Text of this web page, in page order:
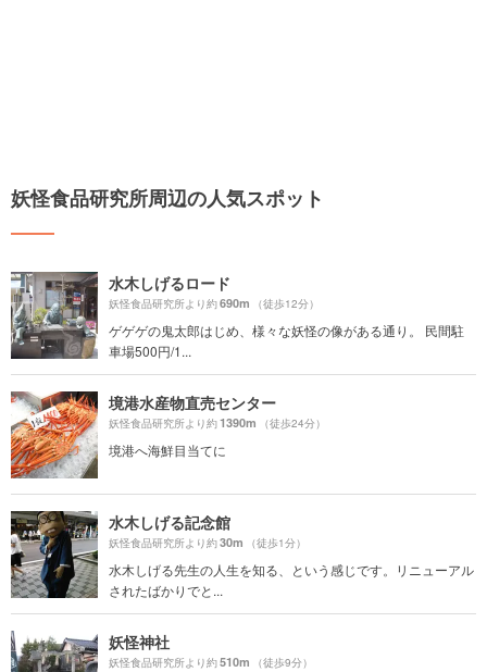
妖怪食品研究所周辺の人気スポット
水木しげるロード
妖怪食品研究所より約690m （徒歩12分）
ゲゲゲの鬼太郎はじめ、様々な妖怪の像がある通り。 民間駐
車場500円/1...
境港水産物直売センター
妖怪食品研究所より約1390m （徒歩24分）
境港へ海鮮目当てに
水木しげる記念館
妖怪食品研究所より約30m （徒歩1分）
水木しげる先生の人生を知る、という感じです。リニューアル
されたばかりでと...
妖怪神社
妖怪食品研究所より約510m （徒歩9分）